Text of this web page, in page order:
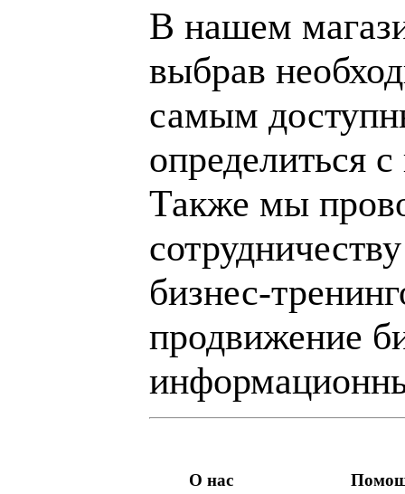
В нашем
выбрав
самым
определиться
Также мы
бизнес-
продвижение
О нас